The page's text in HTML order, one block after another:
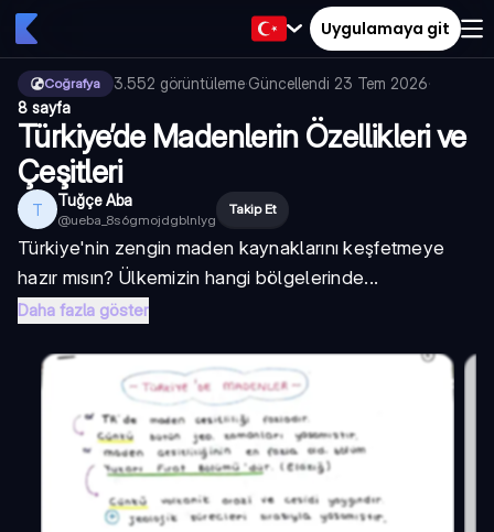
Uygulamaya git
Coğrafya 3.552 görüntüleme·Güncellendi 23 Tem 2026·
8 sayfa
Türkiye’de Madenlerin Özellikleri ve
Çeşitleri
T Tuğçe Aba
@ueba_8s6gmojdgblnlyg
Takip Et
Türkiye'nin zengin maden kaynaklarını keşfetmeye
hazır mısın? Ülkemizin hangi bölgelerinde...
Daha fazla göster